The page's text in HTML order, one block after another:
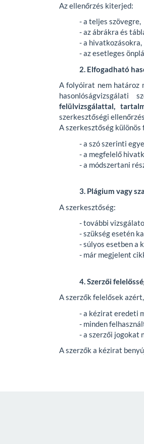
Az ellenőrzés kiterjed:
- a teljes szövegre,
- az ábrákra és
- a hivatkozásokra,
- az esetleges
2. Elfogadható
A folyóirat nem határoz
felülvizsgálattal,
szerkesztőségi
A szerkesztőség
- a szó szerinti
- a megfelelő
- a módszertani
3. Plágium vagy
A szerkesztőség:
- további
- szükség esetén
- súlyos esetben a
- már megjelent
4. Szerzői
A szerzők felelősek
- a kézirat eredeti
- minden
- a szerzői jogokat
A szerzők a kézirat